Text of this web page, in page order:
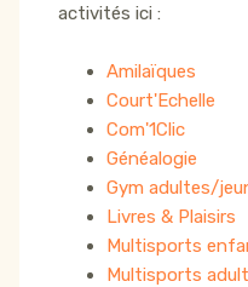
activités ici :
Amilaïques
Court'Echelle
Com'1Clic
Généalogie
Gym adultes/
Livres & Plaisirs
Multisports
Multisports